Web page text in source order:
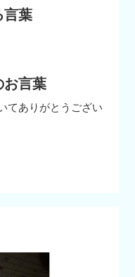
言葉
お言葉
てありがとうござい